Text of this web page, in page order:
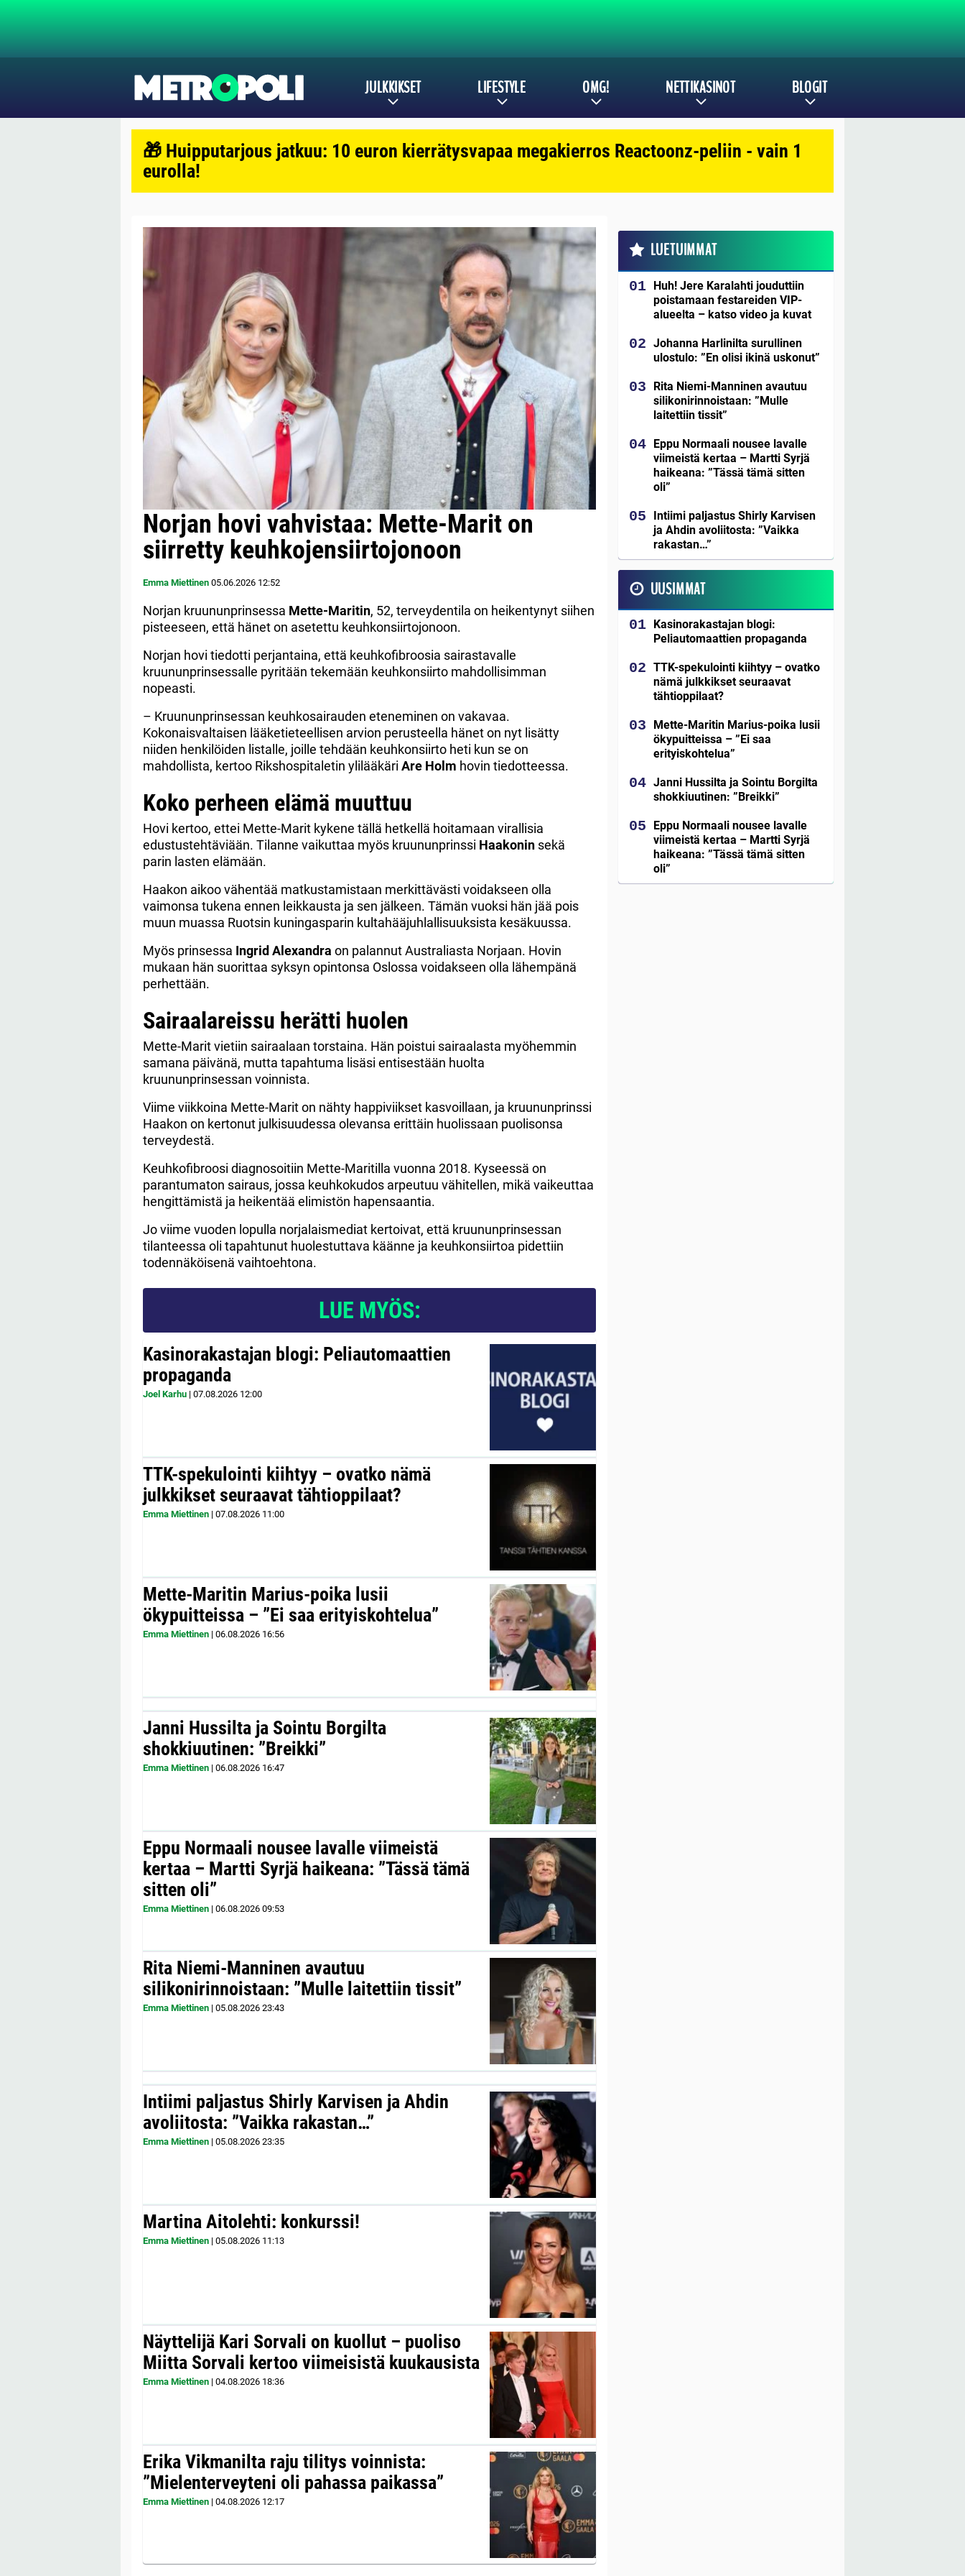
JULKKIKSET LIFESTYLE OMG! NETTIKASINOT BLOGIT
🎁 Huipputarjous jatkuu: 10 euron kierrätysvapaa megakierros Reactoonz-peliin - vain 1
eurolla!
Norjan hovi vahvistaa: Mette-Marit on
siirretty keuhkojensiirtojonoon
Emma Miettinen 05.06.2026 12:52
Norjan kruununprinsessa Mette-Maritin, 52, terveydentila on heikentynyt siihen
pisteeseen, että hänet on asetettu keuhkonsiirtojonoon.
Norjan hovi tiedotti perjantaina, että keuhkofibroosia sairastavalle
kruununprinsessalle pyritään tekemään keuhkonsiirto mahdollisimman
nopeasti.
– Kruununprinsessan keuhkosairauden eteneminen on vakavaa.
Kokonaisvaltaisen lääketieteellisen arvion perusteella hänet on nyt lisätty
niiden henkilöiden listalle, joille tehdään keuhkonsiirto heti kun se on
mahdollista, kertoo Rikshospitaletin ylilääkäri Are Holm hovin tiedotteessa.
Koko perheen elämä muuttuu
Hovi kertoo, ettei Mette-Marit kykene tällä hetkellä hoitamaan virallisia
edustustehtäviään. Tilanne vaikuttaa myös kruununprinssi Haakonin sekä
parin lasten elämään.
Haakon aikoo vähentää matkustamistaan merkittävästi voidakseen olla
vaimonsa tukena ennen leikkausta ja sen jälkeen. Tämän vuoksi hän jää pois
muun muassa Ruotsin kuningasparin kultahääjuhlallisuuksista kesäkuussa.
Myös prinsessa Ingrid Alexandra on palannut Australiasta Norjaan. Hovin
mukaan hän suorittaa syksyn opintonsa Oslossa voidakseen olla lähempänä
perhettään.
Sairaalareissu herätti huolen
Mette-Marit vietiin sairaalaan torstaina. Hän poistui sairaalasta myöhemmin
samana päivänä, mutta tapahtuma lisäsi entisestään huolta
kruununprinsessan voinnista.
Viime viikkoina Mette-Marit on nähty happiviikset kasvoillaan, ja kruununprinssi
Haakon on kertonut julkisuudessa olevansa erittäin huolissaan puolisonsa
terveydestä.
Keuhkofibroosi diagnosoitiin Mette-Maritilla vuonna 2018. Kyseessä on
parantumaton sairaus, jossa keuhkokudos arpeutuu vähitellen, mikä vaikeuttaa
hengittämistä ja heikentää elimistön hapensaantia.
Jo viime vuoden lopulla norjalaismediat kertoivat, että kruununprinsessan
tilanteessa oli tapahtunut huolestuttava käänne ja keuhkonsiirtoa pidettiin
todennäköisenä vaihtoehtona.
LUE MYÖS:
Kasinorakastajan blogi: Peliautomaattien
propaganda
Joel Karhu | 07.08.2026 12:00
TTK-spekulointi kiihtyy – ovatko nämä
julkkikset seuraavat tähtioppilaat?
Emma Miettinen | 07.08.2026 11:00
Mette-Maritin Marius-poika lusii
ökypuitteissa – ”Ei saa erityiskohtelua”
Emma Miettinen | 06.08.2026 16:56
Janni Hussilta ja Sointu Borgilta
shokkiuutinen: ”Breikki”
Emma Miettinen | 06.08.2026 16:47
Eppu Normaali nousee lavalle viimeistä
kertaa – Martti Syrjä haikeana: ”Tässä tämä
sitten oli”
Emma Miettinen | 06.08.2026 09:53
Rita Niemi-Manninen avautuu
silikonirinnoistaan: ”Mulle laitettiin tissit”
Emma Miettinen | 05.08.2026 23:43
Intiimi paljastus Shirly Karvisen ja Ahdin
avoliitosta: ”Vaikka rakastan…”
Emma Miettinen | 05.08.2026 23:35
Martina Aitolehti: konkurssi!
Emma Miettinen | 05.08.2026 11:13
Näyttelijä Kari Sorvali on kuollut – puoliso
Miitta Sorvali kertoo viimeisistä kuukausista
Emma Miettinen | 04.08.2026 18:36
Erika Vikmanilta raju tilitys voinnista:
”Mielenterveyteni oli pahassa paikassa”
Emma Miettinen | 04.08.2026 12:17
LUETUIMMAT
Huh! Jere Karalahti jouduttiin
poistamaan festareiden VIP-
alueelta – katso video ja kuvat
Johanna Harlinilta surullinen
ulostulo: ”En olisi ikinä uskonut”
Rita Niemi-Manninen avautuu
silikonirinnoistaan: ”Mulle
laitettiin tissit”
Eppu Normaali nousee lavalle
viimeistä kertaa – Martti Syrjä
haikeana: ”Tässä tämä sitten
oli”
Intiimi paljastus Shirly Karvisen
ja Ahdin avoliitosta: ”Vaikka
rakastan…”
UUSIMMAT
Kasinorakastajan blogi:
Peliautomaattien propaganda
TTK-spekulointi kiihtyy – ovatko
nämä julkkikset seuraavat
tähtioppilaat?
Mette-Maritin Marius-poika lusii
ökypuitteissa – ”Ei saa
erityiskohtelua”
Janni Hussilta ja Sointu Borgilta
shokkiuutinen: ”Breikki”
Eppu Normaali nousee lavalle
viimeistä kertaa – Martti Syrjä
haikeana: ”Tässä tämä sitten
oli”